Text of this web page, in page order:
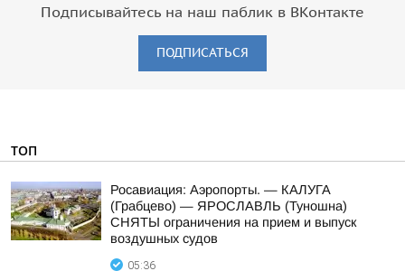
Подписывайтесь на наш паблик в ВКонтакте
ПОДПИСАТЬСЯ
ТОП
Росавиация: Аэропорты. — КАЛУГА
(Грабцево) — ЯРОСЛАВЛЬ (Туношна)
СНЯТЫ ограничения на прием и выпуск
воздушных судов
05:36